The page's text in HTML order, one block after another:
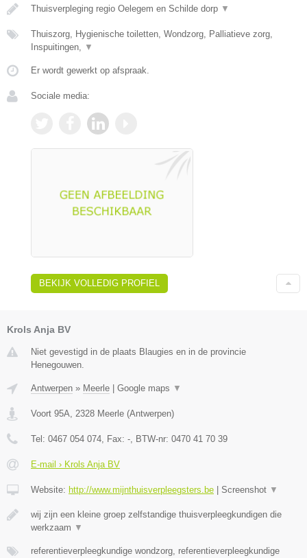
Thuisverpleging regio Oelegem en Schilde dorp ▼
Thuiszorg, Hygienische toiletten, Wondzorg, Palliatieve zorg,
Inspuitingen, ▼
Er wordt gewerkt op afspraak.
Sociale media:
BEKIJK VOLLEDIG PROFIEL
Krols Anja BV
Niet gevestigd in de plaats Blaugies en in de provincie
Henegouwen.
Antwerpen » Meerle Google maps ▼
Voort 95A, 2328 Meerle (Antwerpen)
Tel: 0467 054 074, Fax: -, BTW-nr: 0470 41 70 39
E-mail › Krols Anja BV
Website: http://www.mijnthuisverpleegsters.be Screenshot ▼
wij zijn een kleine groep zelfstandige thuisverpleegkundigen die
werkzaam ▼
referentieverpleegkundige wondzorg, referentieverpleegkundige